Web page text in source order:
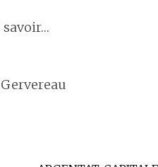
savoir…